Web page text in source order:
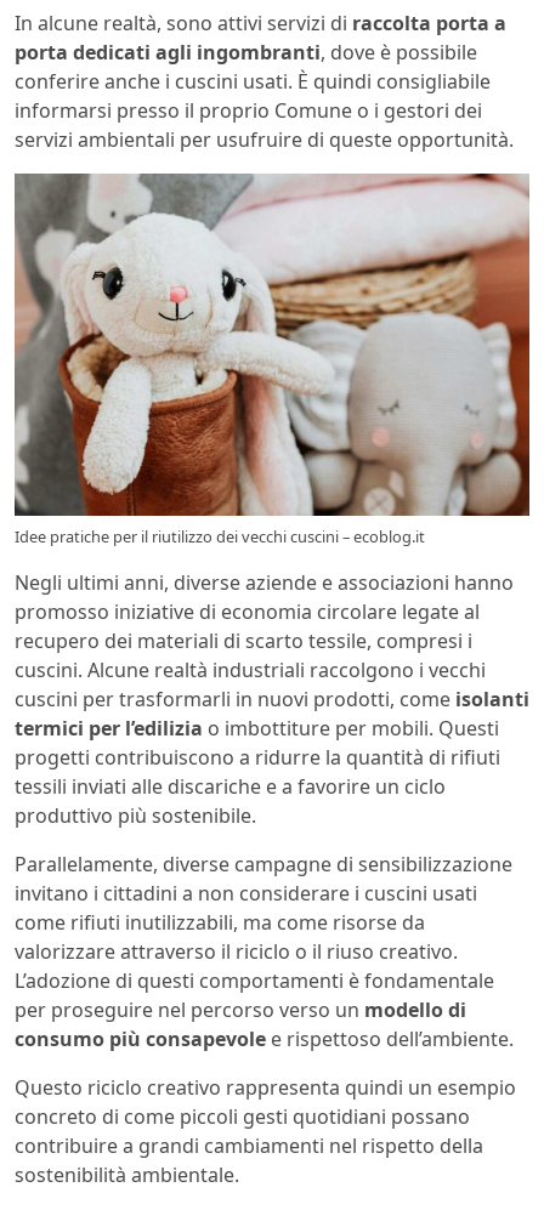
In alcune realtà, sono attivi servizi di raccolta porta a
porta dedicati agli ingombranti, dove è possibile
conferire anche i cuscini usati. È quindi consigliabile
informarsi presso il proprio Comune o i gestori dei
servizi ambientali per usufruire di queste opportunità.
Idee pratiche per il riutilizzo dei vecchi cuscini – ecoblog.it
Negli ultimi anni, diverse aziende e associazioni hanno
promosso iniziative di economia circolare legate al
recupero dei materiali di scarto tessile, compresi i
cuscini. Alcune realtà industriali raccolgono i vecchi
cuscini per trasformarli in nuovi prodotti, come isolanti
termici per l’edilizia o imbottiture per mobili. Questi
progetti contribuiscono a ridurre la quantità di rifiuti
tessili inviati alle discariche e a favorire un ciclo
produttivo più sostenibile.
Parallelamente, diverse campagne di sensibilizzazione
invitano i cittadini a non considerare i cuscini usati
come rifiuti inutilizzabili, ma come risorse da
valorizzare attraverso il riciclo o il riuso creativo.
L’adozione di questi comportamenti è fondamentale
per proseguire nel percorso verso un modello di
consumo più consapevole e rispettoso dell’ambiente.
Questo riciclo creativo rappresenta quindi un esempio
concreto di come piccoli gesti quotidiani possano
contribuire a grandi cambiamenti nel rispetto della
sostenibilità ambientale.